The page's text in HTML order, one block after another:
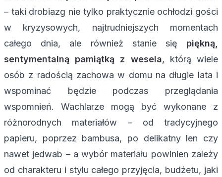
– taki drobiazg nie tylko praktycznie ochłodzi gości
w kryzysowych, najtrudniejszych momentach
całego dnia, ale również stanie się piękną,
sentymentalną pamiątką z wesela, którą wiele
osób z radością zachowa w domu na długie lata i
wspominać będzie podczas przeglądania
wspomnień. Wachlarze mogą być wykonane z
różnorodnych materiałów – od tradycyjnego
papieru, poprzez bambusa, po delikatny len czy
nawet jedwab – a wybór materiału powinien zależy
od charakteru i stylu całego przyjęcia, budżetu, jaki